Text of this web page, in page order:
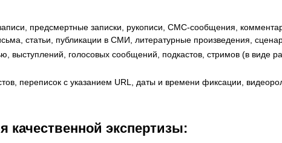
предсмертные записки, рукописи, СМС-сообщения,
статьи, публикации в СМИ, литературные произведения,
выступлений, голосовых сообщений, подкастов, стримов (в виде
переписок с указанием URL, даты и времени фиксации,
экспертизы: